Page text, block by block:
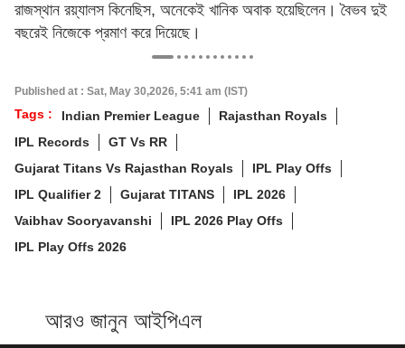
রাজস্থান রয়্যালস কিনেছিস, অনেকেই খানিক অবাক হয়েছিলেন। বৈভব দুই
বছরেই নিজেকে প্রমাণ করে দিয়েছে।
Published at : Sat, May 30,2026, 5:41 am (IST)
Tags : Indian Premier League
Rajasthan Royals
IPL Records
GT Vs RR
Gujarat Titans Vs Rajasthan Royals
IPL Play Offs
IPL Qualifier 2
Gujarat TITANS
IPL 2026
Vaibhav Sooryavanshi
IPL 2026 Play Offs
IPL Play Offs 2026
আরও জানুন আইপিএল